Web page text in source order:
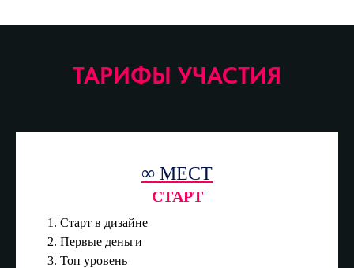
ТАРИФЫ УЧАСТИЯ
∞ МЕСТ
СТАРТ
1. Старт в дизайне
2. Первые деньги
3. Топ уровень